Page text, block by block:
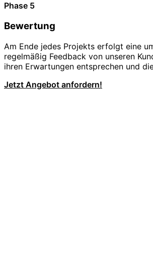
Phase 5
Bewertung
Am Ende jedes Projekts erfolgt eine
regelmäßig Feedback von unseren
ihren Erwartungen entsprechen und
Jetzt Angebot anfordern!